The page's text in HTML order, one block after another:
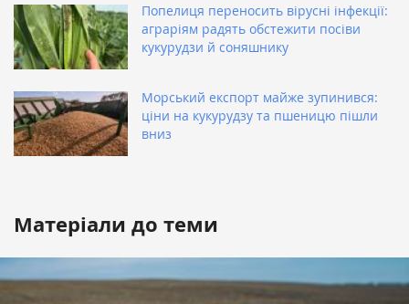
Попелиця переносить вірусні інфекції:
аграріям радять обстежити посіви
кукурудзи й соняшнику
Морський експорт майже зупинився:
ціни на кукурудзу та пшеницю пішли
вниз
Матеріали до теми